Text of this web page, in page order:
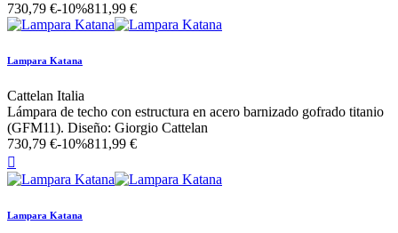
730,79 €-10%811,99 €
Lampara Katana
Cattelan Italia
Lámpara de techo con estructura en acero barnizado gofrado titanio
(GFM11). Diseño: Giorgio Cattelan
730,79 €-10%811,99 €

Lampara Katana